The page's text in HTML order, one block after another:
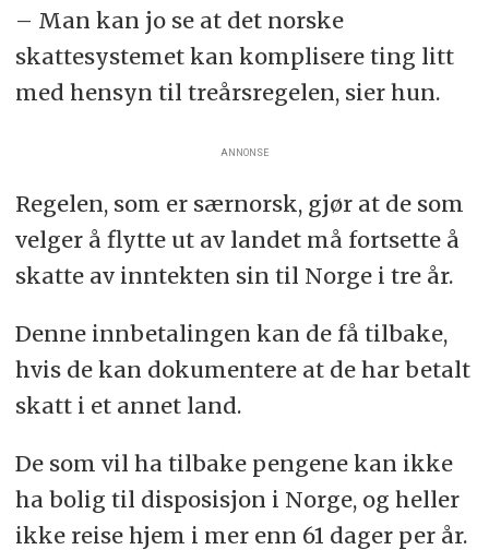
– Man kan jo se at det norske
skattesystemet kan komplisere ting litt
med hensyn til treårsregelen, sier hun.
ANNONSE
Regelen, som er særnorsk, gjør at de som
velger å flytte ut av landet må fortsette å
skatte av inntekten sin til Norge i tre år.
Denne innbetalingen kan de få tilbake,
hvis de kan dokumentere at de har betalt
skatt i et annet land.
De som vil ha tilbake pengene kan ikke
ha bolig til disposisjon i Norge, og heller
ikke reise hjem i mer enn 61 dager per år.